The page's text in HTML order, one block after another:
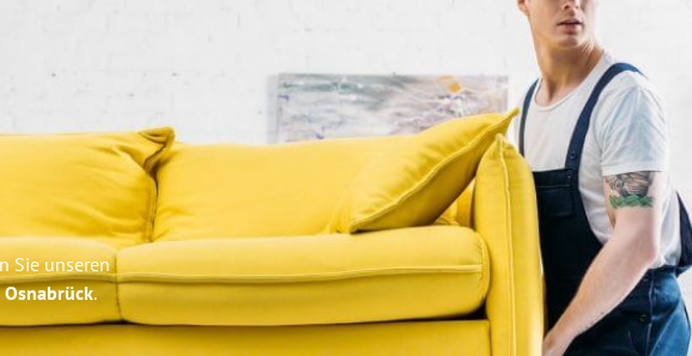
Sie unseren
.